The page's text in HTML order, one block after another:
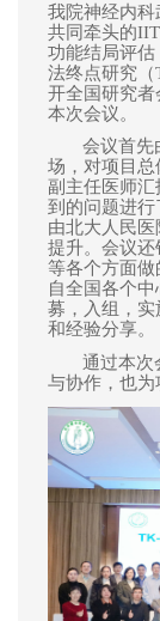
我院神经内科
共同牵头的
功能结局评
法终点研究（
开全国研究者
本次会议。
会议首先
场，对项目
副主任医师
到的问题进行
由北大人民
提升。会议
等各个方面做
自全国各个
募，入组，
和经验分享。
通过本次
与协作，也为